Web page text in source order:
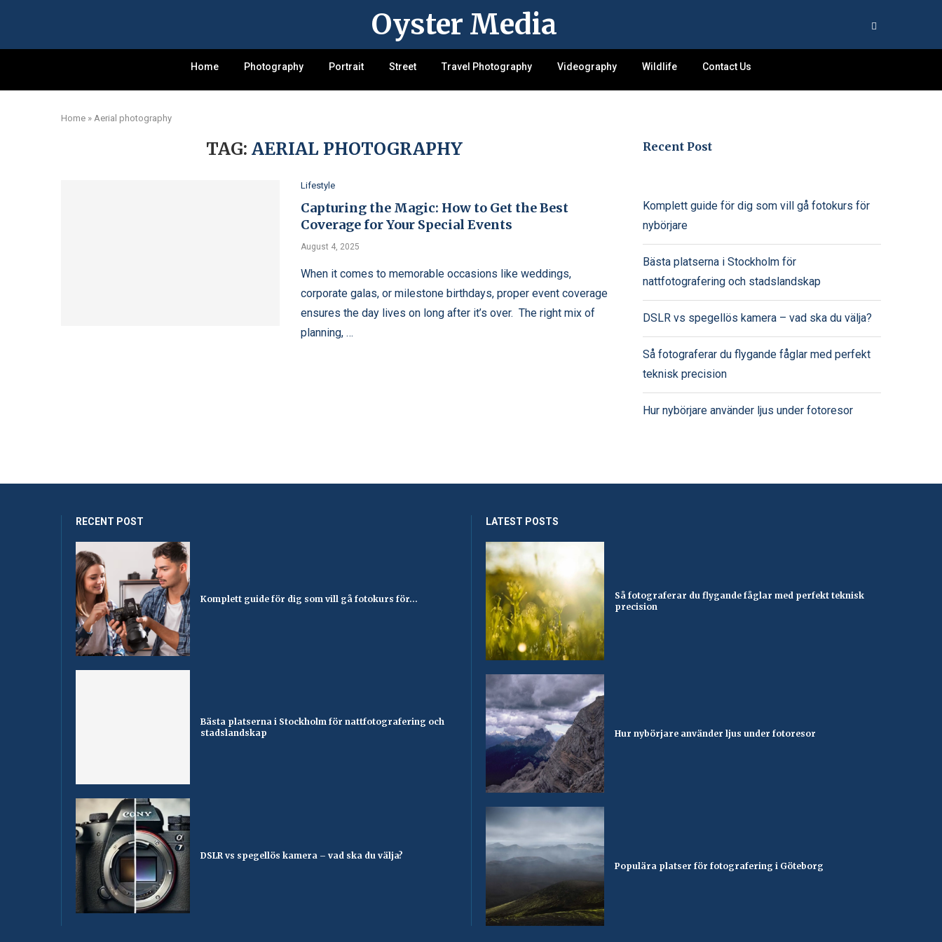
Oyster Media
Home Photography Portrait Street Travel Photography Videography Wildlife Contact Us
Home » Aerial photography
TAG: AERIAL PHOTOGRAPHY
Lifestyle
Capturing the Magic: How to Get the Best
Coverage for Your Special Events
August 4, 2025
When it comes to memorable occasions like weddings,
corporate galas, or milestone birthdays, proper event coverage
ensures the day lives on long after it’s over. The right mix of
planning, …
Recent Post
Komplett guide för dig som vill gå fotokurs för
nybörjare
Bästa platserna i Stockholm för
nattfotografering och stadslandskap
DSLR vs spegellös kamera – vad ska du välja?
Så fotograferar du flygande fåglar med perfekt
teknisk precision
Hur nybörjare använder ljus under fotoresor
RECENT POST
Komplett guide för dig som vill gå fotokurs för...
Bästa platserna i Stockholm för nattfotografering och
stadslandskap
DSLR vs spegellös kamera – vad ska du välja?
LATEST POSTS
Så fotograferar du flygande fåglar med perfekt teknisk
precision
Hur nybörjare använder ljus under fotoresor
Populära platser för fotografering i Göteborg